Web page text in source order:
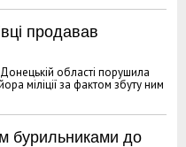
продавав
області порушила
міліції за фактом збуту ним
бурильниками до